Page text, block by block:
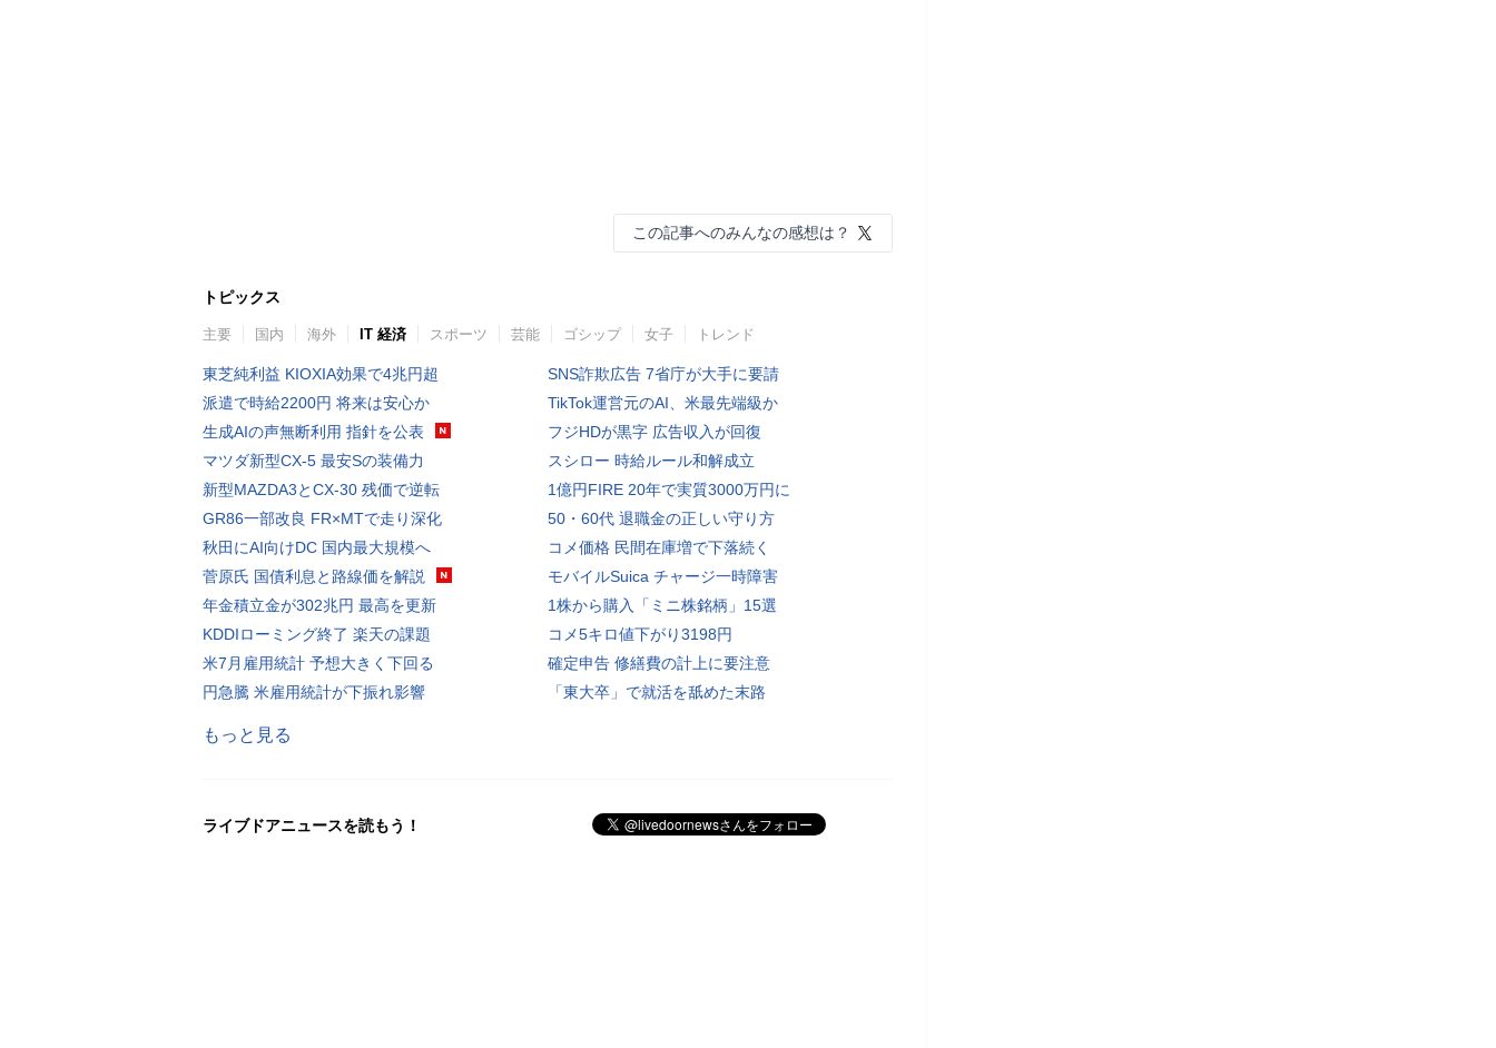
この記事へのみんなの感想は？
トピックス
主要 国内 海外 IT 経済 スポーツ 芸能 ゴシップ 女子 トレンド
東芝純利益 KIOXIA効果で4兆円超
派遣で時給2200円 将来は安心か
生成AIの声無断利用 指針を公表
マツダ新型CX-5 最安Sの装備力
新型MAZDA3とCX-30 残価で逆転
GR86一部改良 FR×MTで走り深化
秋田にAI向けDC 国内最大規模へ
菅原氏 国債利息と路線価を解説
年金積立金が302兆円 最高を更新
KDDIローミング終了 楽天の課題
米7月雇用統計 予想大きく下回る
円急騰 米雇用統計が下振れ影響
SNS詐欺広告 7省庁が大手に要請
TikTok運営元のAI、米最先端級か
フジHDが黒字 広告収入が回復
スシロー 時給ルール和解成立
1億円FIRE 20年で実質3000万円に
50・60代 退職金の正しい守り方
コメ価格 民間在庫増で下落続く
モバイルSuica チャージ一時障害
1株から購入「ミニ株銘柄」15選
コメ5キロ値下がり3198円
確定申告 修繕費の計上に要注意
「東大卒」で就活を舐めた末路
もっと見る
ライブドアニュースを読もう！